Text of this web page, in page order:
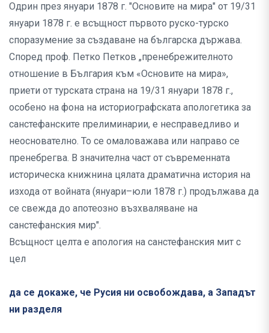
Одрин през януари 1878 г. "Основите на мира" от 19/31
януари 1878 г. е всъщност първото руско-турско
споразумение за създаване на българска държава.
Според проф. Петко Петков „пренебрежителното
отношение в България към «Основите на мира»,
приети от турската страна на 19/31 януари 1878 г.,
особено на фона на историографската апологетика за
санстефанските прелиминарии, е несправедливо и
неоснователно. То се омаловажава или направо се
пренебрегва. В значителна част от съвременната
историческа книжнина цялата драматична история на
изхода от войната (януари–юли 1878 г.) продължава да
се свежда до апотеозно възхваляване на
санстефанския мир".
Всъщност целта е апология на санстефанския мит с
цел
да се докаже, че Русия ни освобождава, а Западът
ни разделя